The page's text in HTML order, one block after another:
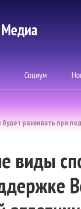
Социум
развивать при
виды